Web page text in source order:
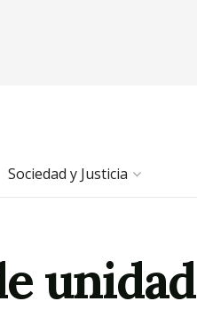
Sociedad y Justicia
unidad